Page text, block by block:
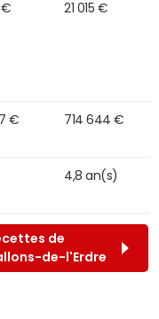
€ 21 015 €
€ 714 644 €
4,8 an(s)
de
de-l'Erdre